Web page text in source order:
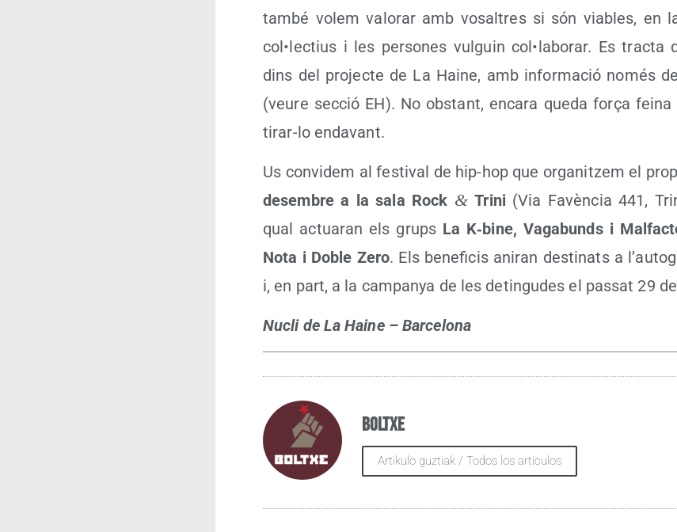
tam­bé volem valo­rar amb vosal­tres si són via­bles, en
col•lectius i les per­so­nes vul­guin col•laborar. Es trac­ta
dins del pro­jec­te de La Hai­ne, amb infor­ma­ció només
(veu­re sec­ció EH). No obs­tant, enca­ra que­da força
tirar-lo endavant.
Us con­vi­dem al fes­ti­val de hip-hop que orga­nitzem el
des­em­bre a la sala Rock &Tri­ni(Via Favèn­cia 441,
qual actua­ran els grups La K‑bine, Vaga­bunds i
Nota i Doble Zero. Els bene­fi­cis ani­ran des­ti­nats a
i, en part, a la cam­pan­ya de les detin­gu­des el pas­sat 29
Nucli de La Hai­ne – Barcelona
Boltxe
Artikulo guztiak / Todos los artículos